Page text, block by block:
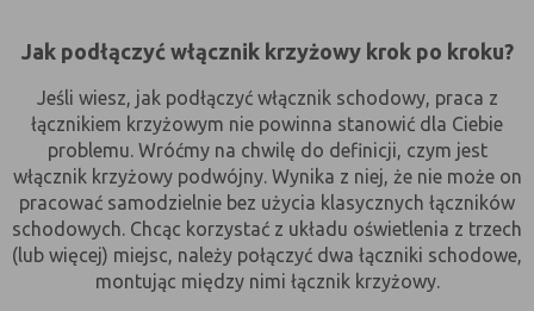
C. Ze względu na pochodzenie – administratora
Rodzaj
Opis
Cookie
własne
(first party
cookie)
cookie umieszczone bezpośrednio przez
właściciela witryny jaka została
odwiedzona
cookie umieszczone przez zewnętrzne
podmioty, których komponenty stron
Jak podłączyć włącznik krzyżowy krok po kroku?
Jeśli wiesz, jak podłączyć włącznik schodowy, praca z
łącznikiem krzyżowym nie powinna stanowić dla Ciebie
problemu. Wróćmy na chwilę do definicji, czym jest
włącznik krzyżowy podwójny. Wynika z niej, że nie może on
pracować samodzielnie bez użycia klasycznych łączników
schodowych. Chcąc korzystać z układu oświetlenia z trzech
(lub więcej) miejsc, należy połączyć dwa łączniki schodowe,
montując między nimi łącznik krzyżowy.